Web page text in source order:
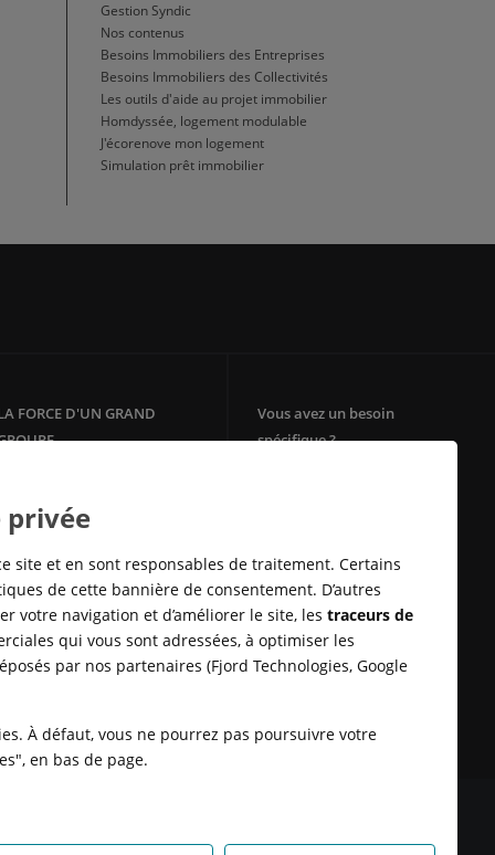
Gestion Syndic
Nos contenus
Besoins Immobiliers des Entreprises
Besoins Immobiliers des Collectivités
Les outils d'aide au projet immobilier
Homdyssée, logement modulable
J'écorenove mon logement
Simulation prêt immobilier
FORCE D'UN GRAND
de la solidité et de
l'ancrage territorial d'un des
leaders de la
banque
de proximité
Europe.
Vous avez un besoin
spécifique ?
E-immobilier
Crédit Sofinco
Square Habitat : Location
logement
HONORAIRES TRANSACTION HONORAIRES LOCATION
privée
site et en sont responsables de traitement. Certains
de cette bannière de consentement. D’autres
votre navigation et d’améliorer le site, les traceurs de
qui vous sont adressées, à optimiser les
par nos partenaires (Fjord Technologies, Google
À défaut, vous ne pourrez pas poursuivre votre
en bas de page.